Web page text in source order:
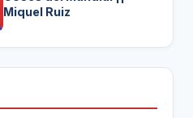
Miquel Ruiz